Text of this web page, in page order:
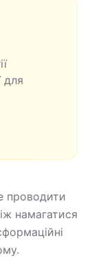
для
проводити
намагатися